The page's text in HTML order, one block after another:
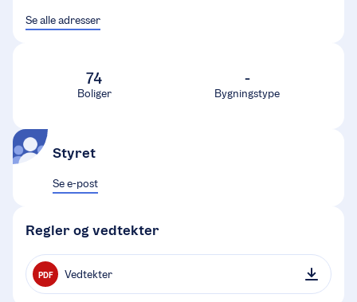
Se alle adresser
74
Boliger
-
Bygningstype
Styret
Se e-post
Regler og vedtekter
PDF Vedtekter